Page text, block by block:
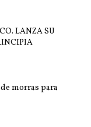
LANZA SU
morras para